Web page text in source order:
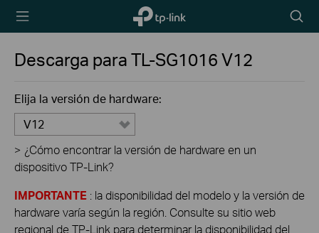
TP-Link,
Reliably
icon
Descarga paraTL-SG1016V12
Elija la versión de hardware:
V12
> ¿Cómo encontrar la versión de hardware en un
dispositivo TP-Link?
IMPORTANTE : la disponibilidad del modelo y la versión de
hardware varía según la región. Consulte su sitio web
regional de TP-Link para determinar la disponibilidad del